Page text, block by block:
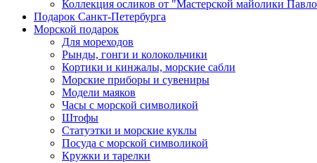
Коллекция осликов от "Мастерской майолики
Подарок Санкт-Петербурга
Морской подарок
Для мореходов
Рынды, гонги и колокольчики
Кортики и кинжалы, морские сабли
Морские приборы и сувениры
Модели маяков
Часы с морской символикой
Штофы
Статуэтки и морские куклы
Посуда с морской символикой
Кружки и тарелки